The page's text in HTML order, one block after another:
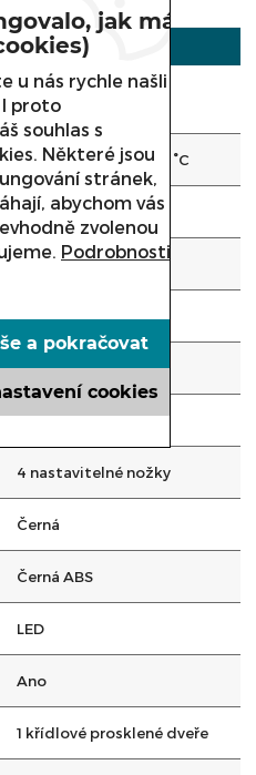
+5 až +10 / +10 až +18 °C
4
111 / 106 kg
416 / 350 l
163 ks
4 nastavitelné nožky
Černá
Černá ABS
LED
Ano
1 křídlové prosklené dveře
jak má
u nás rychle našli
proto
souhlas s
Některé jsou
stránek,
abychom vás
zvolenou
Podrobnosti
cookies
a pokračovat